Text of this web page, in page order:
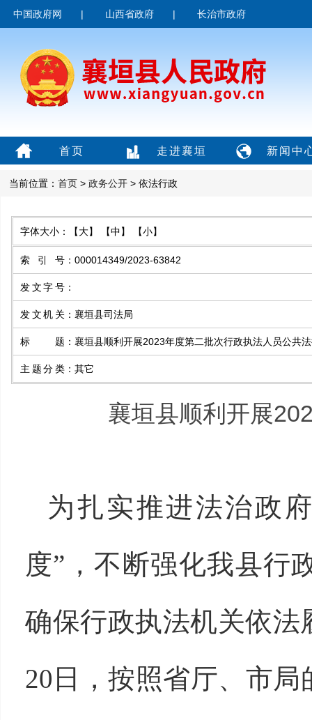
中国政府网 | 山西省政府 | 长治市政府
首页 走进襄垣 新闻中
当前位置： 首页 > 政务公开 > 依法行政
字体大小： 【大】 【中】 【小】
索引号 ： 000014349/2023-63842
发文字号 ：
发文机关 ： 襄垣县司法局
标题 ： 襄垣县顺利开展2023年度第二批次行政执法人员公共
主题分类 ： 其它
襄垣县顺利开展
为扎实推进法治政
度”，不断强化我县行
确保行政执法机关依法
20日，按照省厅、市